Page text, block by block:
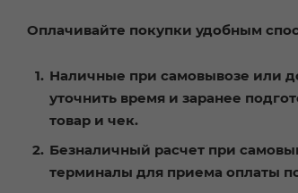
Оплачивайте покупки удобным
Наличные при самовывозе или
уточнить время и заранее
товар и чек.
Безналичный расчет при
терминалы для приема оплаты